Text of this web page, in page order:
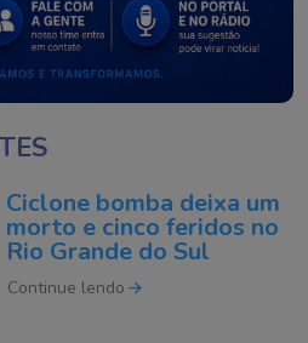
Ciclone bomba deixa um
morto e cinco feridos no
Rio Grande do Sul
Continue lendo